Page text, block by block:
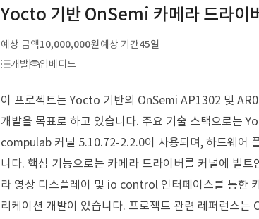
Yocto 기반 OnSemi 카메라 드라이
예상 금액10,000,000원예상 기간45일
개발
임베디드
이 프로젝트는 Yocto 기반의 OnSemi AP1302 및
개발을 목표로 하고 있습니다. 주요 기술 스택으로
compulab 커널 5.10.72-2.2.0이 사용되며, 하드웨어
니다. 핵심 기능으로는 카메라 드라이버를 커널에 빌트
라 영상 디스플레이 및 io control 인터페이스를 통한
리케이션 개발이 있습니다. 프로젝트 관련 레퍼런스